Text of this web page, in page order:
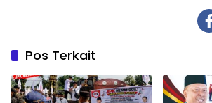
Pos Terkait